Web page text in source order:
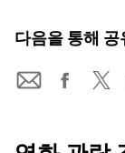
다음을 통해 공